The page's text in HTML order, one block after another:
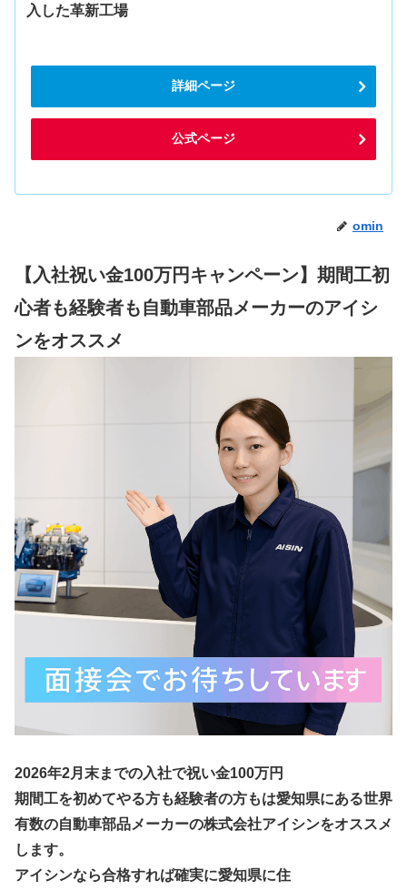
入した革新工場
詳細ページ
公式ページ
omin
【入社祝い金100万円キャンペーン】期間工初
心者も経験者も自動車部品メーカーのアイシ
ンをオススメ
2026年2月末までの入社で祝い金100万円
期間工を初めてやる方も経験者の方もは愛知県にある世界
有数の自動車部品メーカーの株式会社アイシンをオススメ
します。
アイシンなら合格すれば確実に愛知県に住